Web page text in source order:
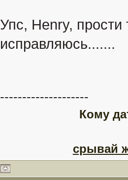
Упс, Henry,
исправляюсь.......
--------------------
Кому
срывай